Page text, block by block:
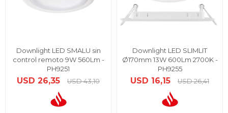
Downlight LED SMALU sin
control remoto 9W 560Lm -
PH9251
USD 26,35 USD 43,10
Downlight LED SLIMLIT
Ø170mm 13W 600Lm 2700K -
PH9255
USD 16,15 USD 26,41